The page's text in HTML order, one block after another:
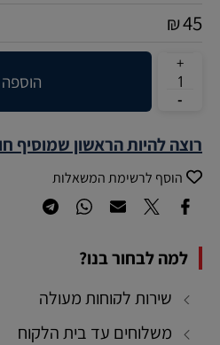
₪45
רוצה להיות הראשון שמוסיף
הוסף לרשימת המשאלות
למה לבחור בנו?
שירות לקוחות מעולה
משלוחים עד בית הלקוח